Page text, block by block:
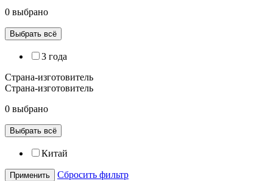
0 выбрано
Выбрать всё
3 года
Страна-изготовитель
Страна-изготовитель
0 выбрано
Выбрать всё
Китай
Применить
Сбросить фильтр